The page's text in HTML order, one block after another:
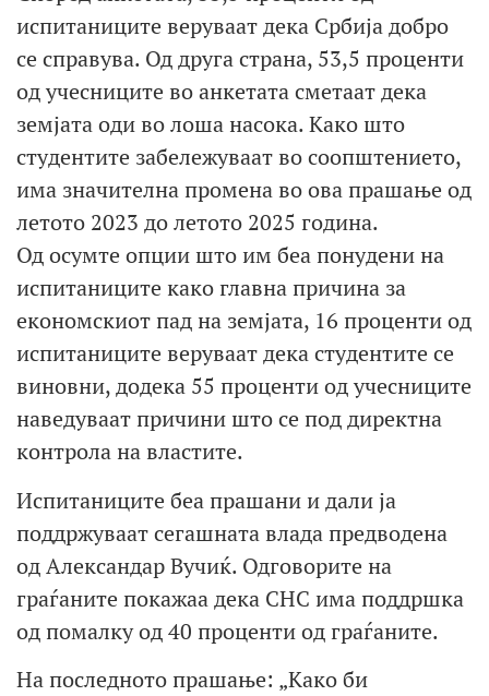
испитаниците веруваат дека Србија добро
се справува. Од друга страна, 53,5 проценти
од учесниците во анкетата сметаат дека
земјата оди во лоша насока. Како што
студентите забележуваат во соопштението,
има значителна промена во ова прашање од
летото 2023 до летото 2025 година.
Од осумте опции што им беа понудени на
испитаниците како главна причина за
економскиот пад на земјата, 16 проценти од
испитаниците веруваат дека студентите се
виновни, додека 55 проценти од учесниците
наведуваат причини што се под директна
контрола на властите.
Испитаниците беа прашани и дали ја
поддржуваат сегашната влада предводена
од Александар Вучиќ. Одговорите на
граѓаните покажаа дека СНС има поддршка
од помалку од 40 проценти од граѓаните.
На последното прашање: „Како би